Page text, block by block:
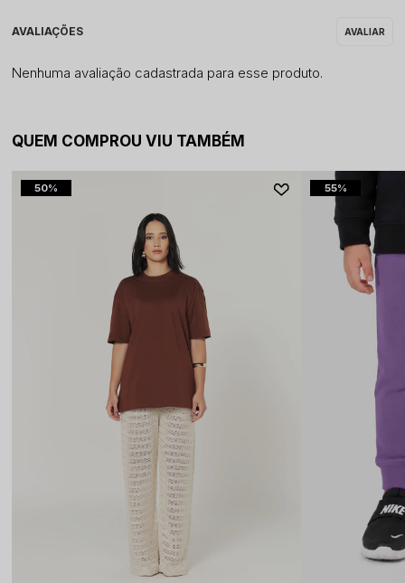
Nenhuma avaliação cadastrada para esse produto.
QUEM COMPROU VIU TAMBÉM
50% 55%